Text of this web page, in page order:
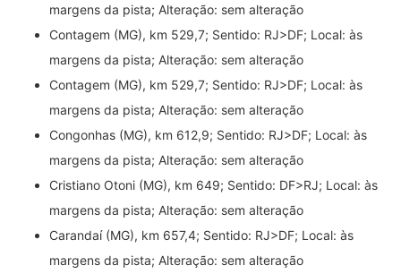
margens da pista; Alteração: sem alteração
Contagem (MG), km 529,7; Sentido: RJ>DF; Local: às
margens da pista; Alteração: sem alteração
Contagem (MG), km 529,7; Sentido: RJ>DF; Local: às
margens da pista; Alteração: sem alteração
Congonhas (MG), km 612,9; Sentido: RJ>DF; Local: às
margens da pista; Alteração: sem alteração
Cristiano Otoni (MG), km 649; Sentido: DF>RJ; Local: às
margens da pista; Alteração: sem alteração
Carandaí (MG), km 657,4; Sentido: RJ>DF; Local: às
margens da pista; Alteração: sem alteração